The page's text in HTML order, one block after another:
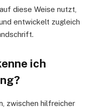
diese Weise nutzt,
entwickelt zugleich
ich
zwischen hilfreicher